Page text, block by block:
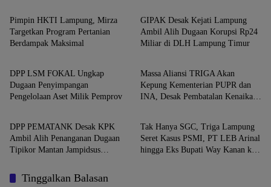
Pimpin HKTI Lampung, Mirza
Targetkan Program Pertanian
Berdampak Maksimal
GIPAK Desak Kejati Lampung
Ambil Alih Dugaan Korupsi Rp24
Miliar di DLH Lampung Timur
Lampung
DPP LSM FOKAL Ungkap
Dugaan Penyimpangan
Pengelolaan Aset Milik Pemprov
Lampung
Massa Aliansi TRIGA Akan
Kepung Kementerian PUPR dan
INA, Desak Pembatalan Kenaikan
Lampung
DPP PEMATANK Desak KPK
Ambil Alih Penanganan Dugaan
Tipikor Mantan Jampidsus
Jakarta
Tak Hanya SGC, Triga Lampung
Seret Kasus PSMI, PT LEB Arinal
hingga Eks Bupati Way Kanan ke
Tinggalkan Balasan